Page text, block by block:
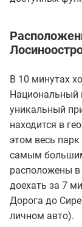
В 10 минутах
Национальный
уникальный
находится в
этом весь
самым
расположены
доехать за 7
Дорога до
личном авто).